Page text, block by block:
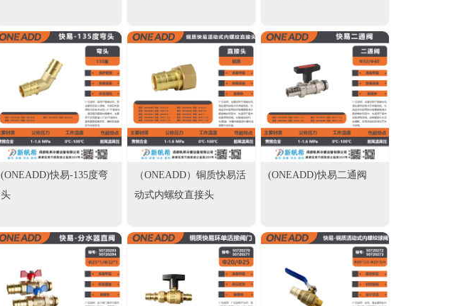
(ONEADD)快易-135度弯
头
（ONEADD）铜质快易活
动式内螺纹直接头
(ONEADD)快易二通阀